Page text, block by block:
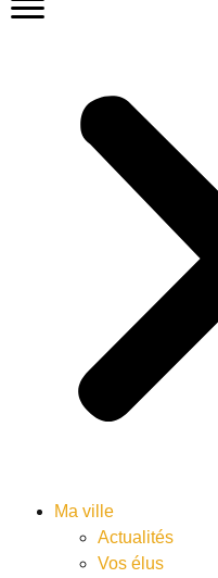
Ma ville
Actualités
Vos élus